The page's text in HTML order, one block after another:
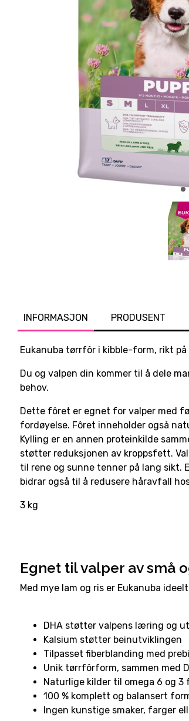
INFORMASJON PRODUSENT
Eukanuba tørrfôr i kibble-form, rikt
Du og valpen din kommer til å dele
behov.
Dette fôret er egnet for valper med
fordøyelse. Fôret inneholder også
Kylling er en annen proteinkilde
støtter reduksjonen av kroppsfett.
til rene og sunne tenner på lang sikt.
bidrar også til å redusere håravfall
3 kg
Egnet til valper av små
Med mye lam og ris er Eukanuba
DHA støtter valpens læring og
Kalsium støtter beinutviklingen
Tilpasset fiberblanding med
Unik tørrfôrform, sammen med
Naturlige kilder til omega 6 og 3
100 % komplett og balansert
Ingen kunstige smaker, farger